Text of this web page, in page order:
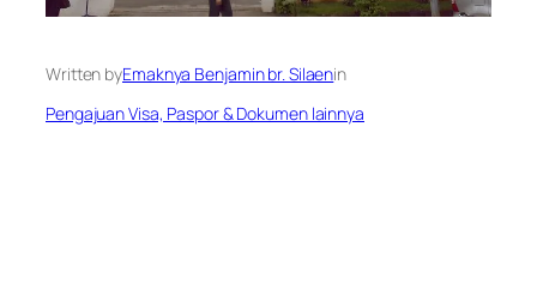
Written byEmaknya Benjamin br. Silaenin
Pengajuan Visa, Paspor & Dokumen lainnya